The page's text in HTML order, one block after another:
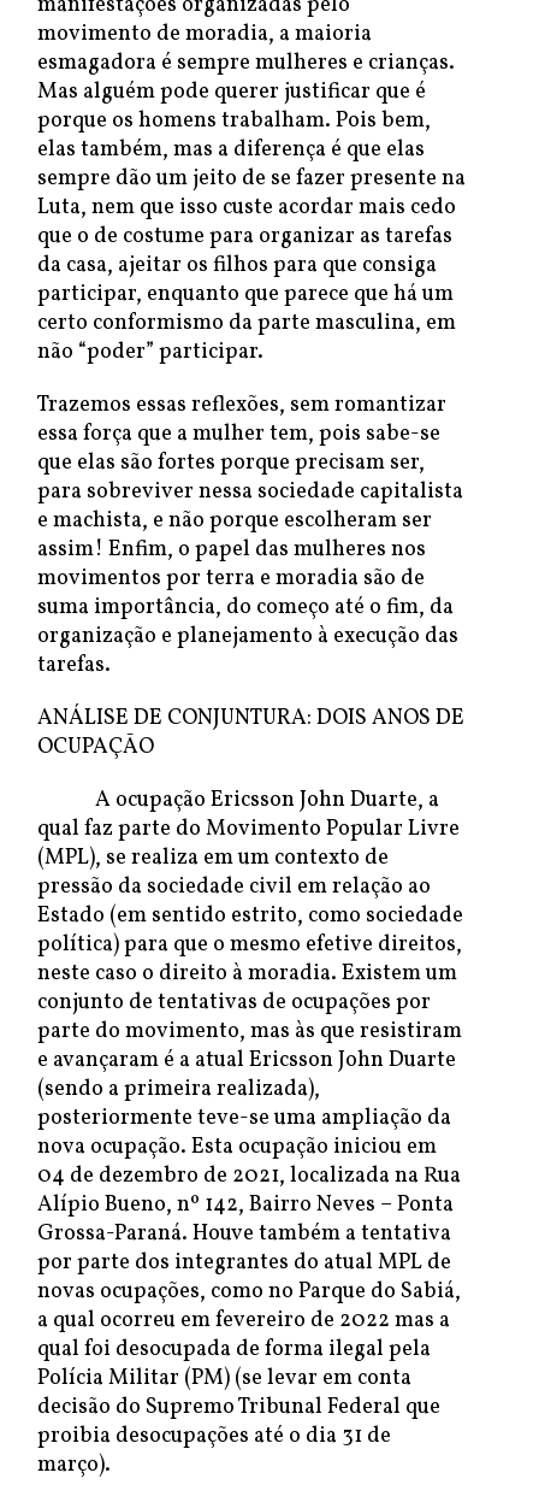
movimento de moradia, a maioria
esmagadora é sempre mulheres e crianças.
Mas alguém pode querer justificar que é
porque os homens trabalham. Pois bem,
elas também, mas a diferença é que elas
sempre dão um jeito de se fazer presente na
Luta, nem que isso custe acordar mais cedo
que o de costume para organizar as tarefas
da casa, ajeitar os filhos para que consiga
participar, enquanto que parece que há um
certo conformismo da parte masculina, em
não “poder” participar.
Trazemos essas reflexões, sem romantizar
essa força que a mulher tem, pois sabe-se
que elas são fortes porque precisam ser,
para sobreviver nessa sociedade capitalista
e machista, e não porque escolheram ser
assim! Enfim, o papel das mulheres nos
movimentos por terra e moradia são de
suma importância, do começo até o fim, da
organização e planejamento à execução das
tarefas.
ANÁLISE DE CONJUNTURA: DOIS ANOS DE
OCUPAÇÃO
A ocupação Ericsson John Duarte, a
qual faz parte do Movimento Popular Livre
(MPL), se realiza em um contexto de
pressão da sociedade civil em relação ao
Estado (em sentido estrito, como sociedade
política) para que o mesmo efetive direitos,
neste caso o direito à moradia. Existem um
conjunto de tentativas de ocupações por
parte do movimento, mas às que resistiram
e avançaram é a atual Ericsson John Duarte
(sendo a primeira realizada),
posteriormente teve-se uma ampliação da
nova ocupação. Esta ocupação iniciou em
04 de dezembro de 2021, localizada na Rua
Alípio Bueno, nº 142, Bairro Neves – Ponta
Grossa-Paraná. Houve também a tentativa
por parte dos integrantes do atual MPL de
novas ocupações, como no Parque do Sabiá,
a qual ocorreu em fevereiro de 2022 mas a
qual foi desocupada de forma ilegal pela
Polícia Militar (PM) (se levar em conta
decisão do Supremo Tribunal Federal que
proibia desocupações até o dia 31 de
março).